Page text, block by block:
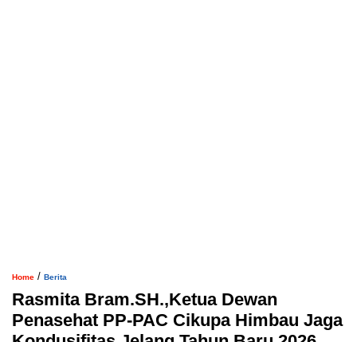
Home / Berita
Rasmita Bram.SH.,Ketua Dewan
Penasehat PP-PAC Cikupa Himbau Jaga